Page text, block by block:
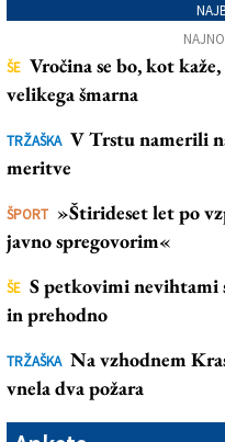
ŠE Vročina se bo, kot
velikega šmarna
TRŽAŠKA V Trstu namerili
meritve
ŠPORT »Štirideset let po
javno spregovorim«
ŠE S petkovimi nevihtami
in prehodno
TRŽAŠKA Na vzhodnem
vnela dva požara